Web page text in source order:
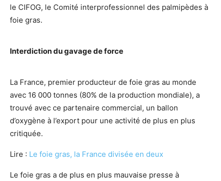
le CIFOG, le Comité interprofessionnel des palmipèdes à
foie gras.
Interdiction du gavage de force
La France, premier producteur de foie gras au monde
avec 16 000 tonnes (80% de la production mondiale), a
trouvé avec ce partenaire commercial, un ballon
d’oxygène à l’export pour une activité de plus en plus
critiquée.
Lire : Le foie gras, la France divisée en deux
Le foie gras a de plus en plus mauvaise presse à